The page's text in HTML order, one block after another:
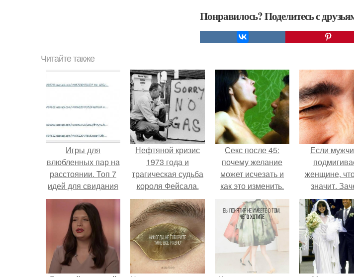
Понравилось? Поделитесь с
Читайте также
Игры для
влюбленных пар на
расстоянии. Топ 7
идей для свидания
на расстоянии
Нефтяной кризис
1973 года и
трагическая судьба
короля Фейсала.
Секс после 45:
почему желание
может исчезать и
как это изменить.
Если
женщине,
значит.
мужчина